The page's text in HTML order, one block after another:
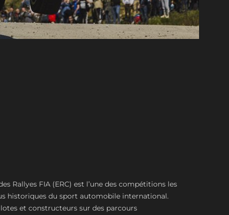
Rallyes FIA (ERC) est l’une des compétitions les
historiques du sport automobile international.
et constructeurs sur des parcours